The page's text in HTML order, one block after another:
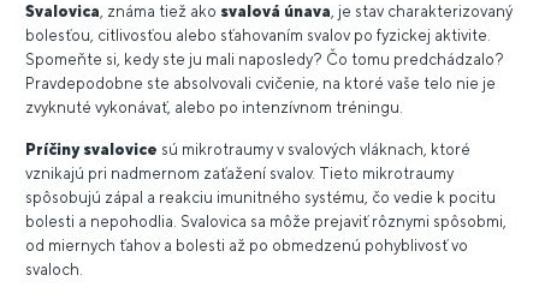
Svalovica , známa tiež ako svalová únava , je stav charakterizovaný
bolesťou, citlivosťou alebo sťahovaním svalov po fyzickej aktivite.
Spomeňte si, kedy ste ju mali naposledy? Čo tomu predchádzalo?
Pravdepodobne ste absolvovali cvičenie, na ktoré vaše telo nie je
zvyknuté vykonávať, alebo po intenzívnom tréningu.
Príčiny svalovice sú mikrotraumy v svalových vláknach, ktoré
vznikajú pri nadmernom zaťažení svalov. Tieto mikrotraumy
spôsobujú zápal a reakciu imunitného systému, čo vedie k pocitu
bolesti a nepohodlia. Svalovica sa môže prejaviť rôznymi spôsobmi,
od miernych ťahov a bolesti až po obmedzenú pohyblivosť vo
svaloch.